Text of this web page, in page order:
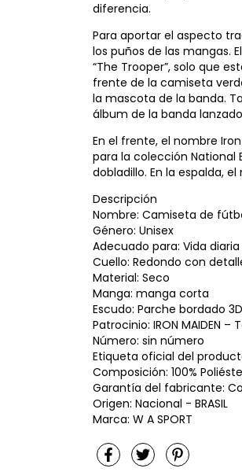
diferencia.
Para aportar el aspecto
los puños de las mangas.
“The Trooper”, solo que
frente de la camiseta
la mascota de la banda.
álbum de la banda
En el frente, el nombre
para la colección National
dobladillo. En la espalda,
Descripción
Nombre: Camiseta de
Género: Unisex
Adecuado para: Vida
Cuello: Redondo con
Material: Seco
Manga: manga corta
Escudo: Parche bordado 3D
Patrocinio: IRON MAIDEN
Número: sin número
Etiqueta oficial del
Composición: 100%
Garantía del fabricante:
Origen: Nacional - BRASIL
Marca: W A SPORT